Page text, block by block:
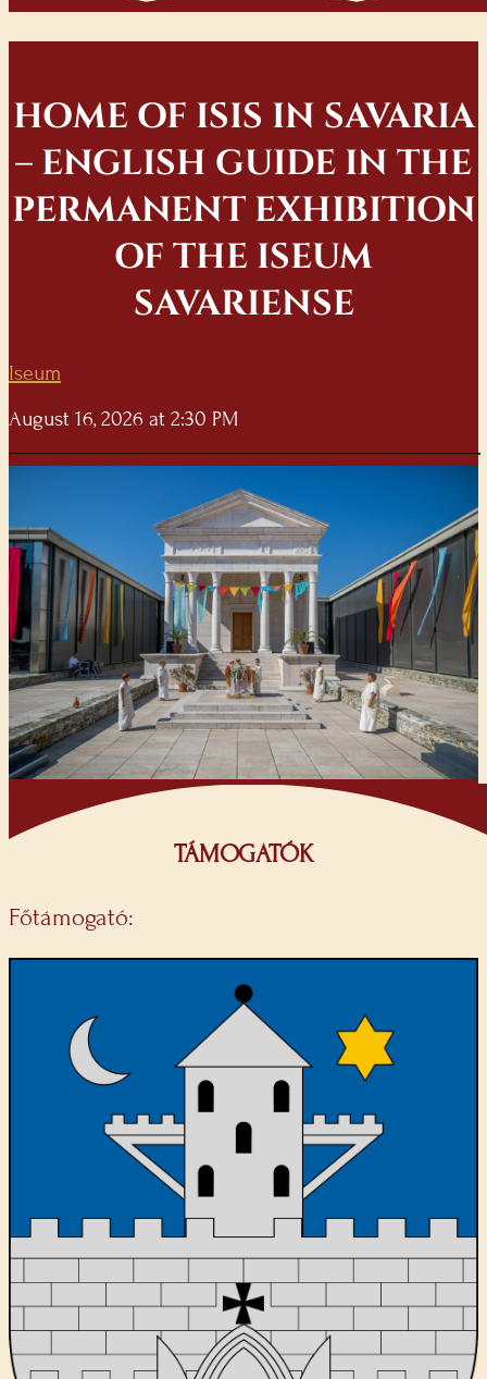
HOME OF ISIS IN SAVARIA
– ENGLISH GUIDE IN THE
PERMANENT EXHIBITION
OF THE ISEUM
SAVARIENSE
Iseum
August 16, 2026 at 2:30 PM
TÁMOGATÓK
Főtámogató: